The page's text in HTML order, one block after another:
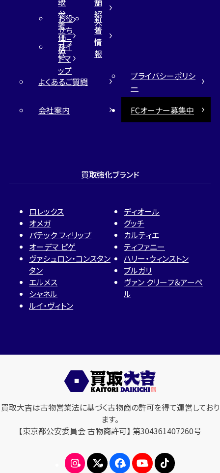
参
考
価
格
紹
介
お役
立ち
コラ
ム
新
着
情
報
サイ
トマ
ップ
よくあるご質問
プライバシーポリシ
ー
会社案内
FCオーナー募集中
買取強化ブランド
ロレックス
オメガ
パテック フィリップ
オーデマ ピゲ
ヴァシュロン・コンスタン
タン
エルメス
シャネル
ルイ・ヴィトン
ディオール
グッチ
カルティエ
ティファニー
ハリー・ウィンストン
ブルガリ
ヴァン クリーフ＆アーペ
ル
買取大吉は古物営業法に基づく古物商の許可を得て運営しており
ます。
【東京都公安委員会 古物商許可】 第304361407260号